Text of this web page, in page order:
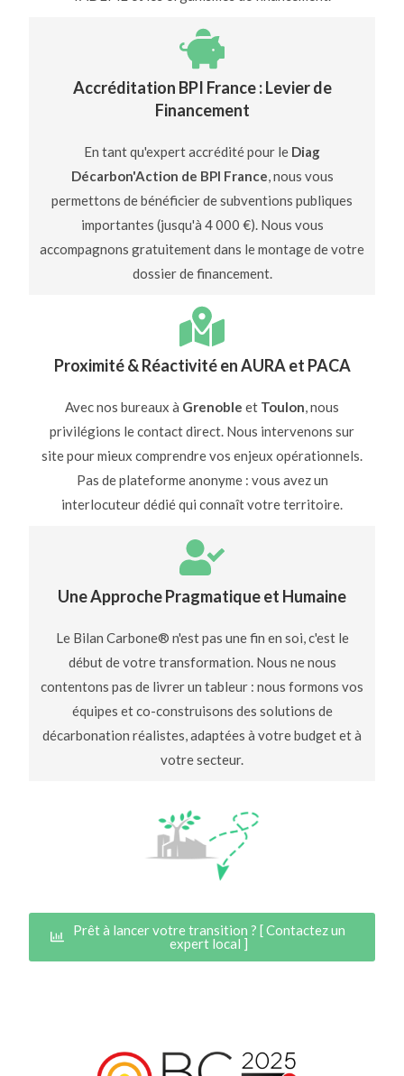
Accréditation BPI France : Levier de
Financement
En tant qu'expert accrédité pour le Diag
Décarbon'Action de BPI France, nous vous
permettons de bénéficier de subventions publiques
importantes (jusqu'à 4 000 €). Nous vous
accompagnons gratuitement dans le montage de votre
dossier de financement.
Proximité & Réactivité en AURA et PACA
Avec nos bureaux à Grenoble et Toulon, nous
privilégions le contact direct. Nous intervenons sur
site pour mieux comprendre vos enjeux opérationnels.
Pas de plateforme anonyme : vous avez un
interlocuteur dédié qui connaît votre territoire.
Une Approche Pragmatique et Humaine
Le Bilan Carbone® n'est pas une fin en soi, c'est le
début de votre transformation. Nous ne nous
contentons pas de livrer un tableur : nous formons vos
équipes et co-construisons des solutions de
décarbonation réalistes, adaptées à votre budget et à
votre secteur.
Prêt à lancer votre transition ? [ Contactez un
expert local ]